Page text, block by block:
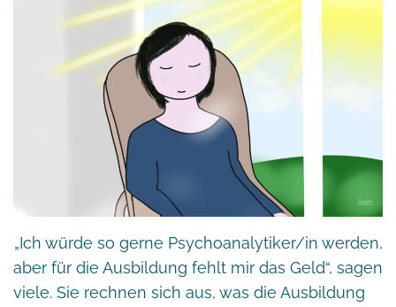
„Ich würde so gerne Psychoanalytiker/in werden,
aber für die Ausbildung fehlt mir das Geld“, sagen
viele. Sie rechnen sich aus, was die Ausbildung